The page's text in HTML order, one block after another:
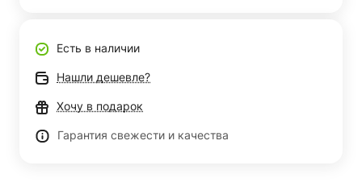
Есть в наличии
Нашли дешевле?
Хочу в подарок
Гарантия свежести и качества